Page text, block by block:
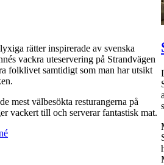
rätter inspirerade av svenska
vackra uteservering på Strandvägen
folklivet samtidigt som man har utsikt
mest välbesökta resturangerna på
vackert till och serverar fantastisk mat.